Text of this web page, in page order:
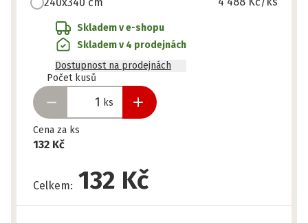
Skladem v e-shopu
Skladem v 4 prodejnách
Dostupnost na prodejnách
Počet kusů
ks
Připraveno
Cena za ks
132 Kč
Celkem: 132 Kč